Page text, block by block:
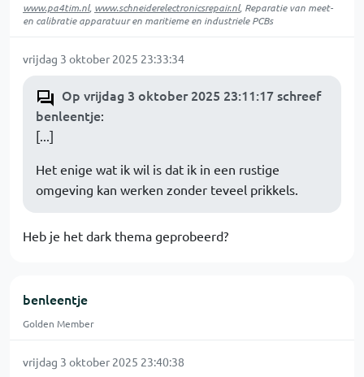
www.pa4tim.nl, www.schneiderelectronicsrepair.nl, Reparatie van meet-
en calibratie apparatuur en maritieme en industriele PCBs
vrijdag 3 oktober 2025 23:33:34
Op vrijdag 3 oktober 2025 23:11:17 schreef
benleentje:
[...]
Het enige wat ik wil is dat ik in een rustige
omgeving kan werken zonder teveel prikkels.
Heb je het dark thema geprobeerd?
benleentje
Golden Member
vrijdag 3 oktober 2025 23:40:38